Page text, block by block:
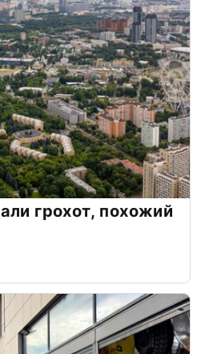
грохот, похожий